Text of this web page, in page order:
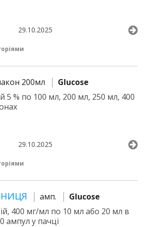
29.10.2025
200мл
Glucose
5 % по 100 мл, 200 мл, 250 мл, 400
29.10.2025
амп.
Glucose
400 мг/мл по 10 мл або 20 мл в
ампул у пачці